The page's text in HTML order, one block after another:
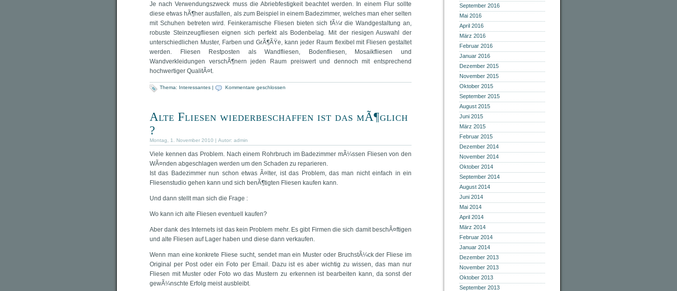
Je nach Verwendungszweck muss die Abriebfestigkeit beachtet werden. In einem Flur sollte
diese etwas hÃ¶her ausfallen, als zum Beispiel in einem Badezimmer, welches man eher selten
mit Schuhen betreten wird. Feinkeramische Fliesen bieten sich fÃ¼r die Wandgestaltung an,
robuste Steinzeugfliesen eignen sich perfekt als Bodenbelag. Mit der riesigen Auswahl der
unterschiedlichen Muster, Farben und GrÃ¶ÃŸe, kann jeder Raum flexibel mit Fliesen gestaltet
werden. Fliesen Restposten als Wandfliesen, Bodenfliesen, Mosaikfliesen und
Wandverkleidungen verschÃ¶nern jeden Raum preiswert und dennoch mit entsprechend
hochwertiger QualitÃ¤t.
Thema: Interessantes | Kommentare geschlossen
Alte Fliesen wiederbeschaffen ist das mÃ¶glich
?
Montag, 1. November 2010 | Autor: admin
Viele kennen das Problem. Nach einem Rohrbruch im Badezimmer mÃ¼ssen Fliesen von den
WÃ¤nden abgeschlagen werden um den Schaden zu reparieren.
Ist das Badezimmer nun schon etwas Ã¤lter, ist das Problem, das man nicht einfach in ein
Fliesenstudio gehen kann und sich benÃ¶tigten Fliesen kaufen kann.
Und dann stellt man sich die Frage :
Wo kann ich alte Fliesen eventuell kaufen?
Aber dank des Internets ist das kein Problem mehr. Es gibt Firmen die sich damit beschÃ¤ftigen
und alte Fliesen auf Lager haben und diese dann verkaufen.
Wenn man eine konkrete Fliese sucht, sendet man ein Muster oder BruchstÃ¼ck der Fliese im
Original per Post oder ein Foto per Email. Dazu ist es aber wichtig zu wissen, das man nur
Fliesen mit Muster oder Foto wo das Mustern zu erkennen ist bearbeiten kann, da sonst der
gewÃ¼nschte Erfolg meist ausbleibt.
September 2016
Mai 2016
April 2016
März 2016
Februar 2016
Januar 2016
Dezember 2015
November 2015
Oktober 2015
September 2015
August 2015
Juni 2015
März 2015
Februar 2015
Dezember 2014
November 2014
Oktober 2014
September 2014
August 2014
Juni 2014
Mai 2014
April 2014
März 2014
Februar 2014
Januar 2014
Dezember 2013
November 2013
Oktober 2013
September 2013